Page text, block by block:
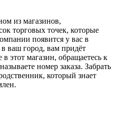
из магазинов,
торговых точек, которые
появится у вас в
в ваш город, вам придёт
этот магазин, обращаетесь к
номер заказа. Забрать
который знает